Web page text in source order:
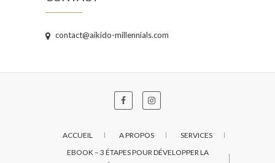
contact@aikido-millennials.com
ACCUEIL A PROPOS
SERVICES
EBOOK – 3 ÉTAPES POUR DÉVELOPPER LA